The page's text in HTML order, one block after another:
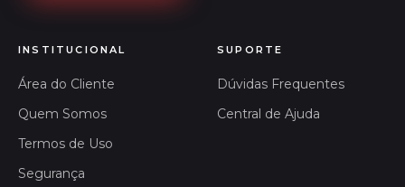
INSTITUCIONAL
Área do Cliente
Quem Somos
Termos de Uso
Segurança
SUPORTE
Dúvidas Frequentes
Central de Ajuda